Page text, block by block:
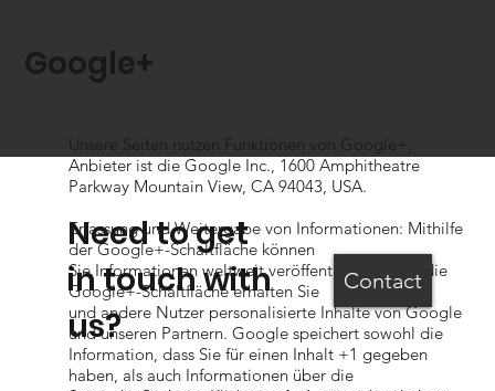
Google+
Unsere Seiten nutzen Funktionen von Google+.
Anbieter ist die Google Inc., 1600 Amphitheatre
Parkway Mountain View, CA 94043, USA.
Erfassung und Weitergabe von Informationen: Mithilfe
der Google+-Schaltfläche können
Sie Informationen weltweit veröffentlichen. Über die
Google+-Schaltfläche erhalten Sie
und andere Nutzer personalisierte Inhalte von Google
und unseren Partnern. Google speichert sowohl die
Information, dass Sie für einen Inhalt +1 gegeben
haben, als auch Informationen über die
Need to get
in touch with
us?
Contact